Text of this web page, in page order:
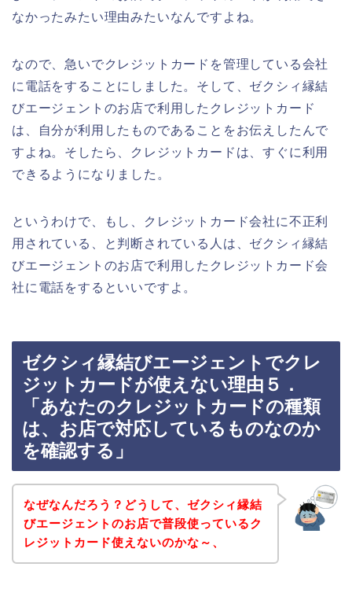
なかったみたい理由みたいなんですよね。
なので、急いでクレジットカードを管理している会社
に電話をすることにしました。そして、ゼクシィ縁結
びエージェントのお店で利用したクレジットカード
は、自分が利用したものであることをお伝えしたんで
すよね。そしたら、クレジットカードは、すぐに利用
できるようになりました。
というわけで、もし、クレジットカード会社に不正利
用されている、と判断されている人は、ゼクシィ縁結
びエージェントのお店で利用したクレジットカード会
社に電話をするといいですよ。
ゼクシィ縁結びエージェントでクレ
ジットカードが使えない理由５．
「あなたのクレジットカードの種類
は、お店で対応しているものなのか
を確認する」
なぜなんだろう？どうして、ゼクシィ縁結
びエージェントのお店で普段使っているク
レジットカード使えないのかな～、